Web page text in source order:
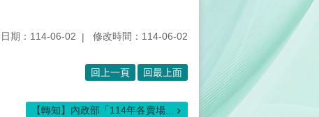
期：114-06-02 修改時間：114-06-02
回上一頁 回最上面
【轉知】內政部「114年各賣場...